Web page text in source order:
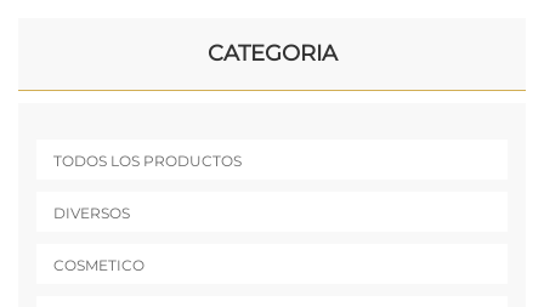
CATEGORIA
TODOS LOS PRODUCTOS
DIVERSOS
COSMETICO